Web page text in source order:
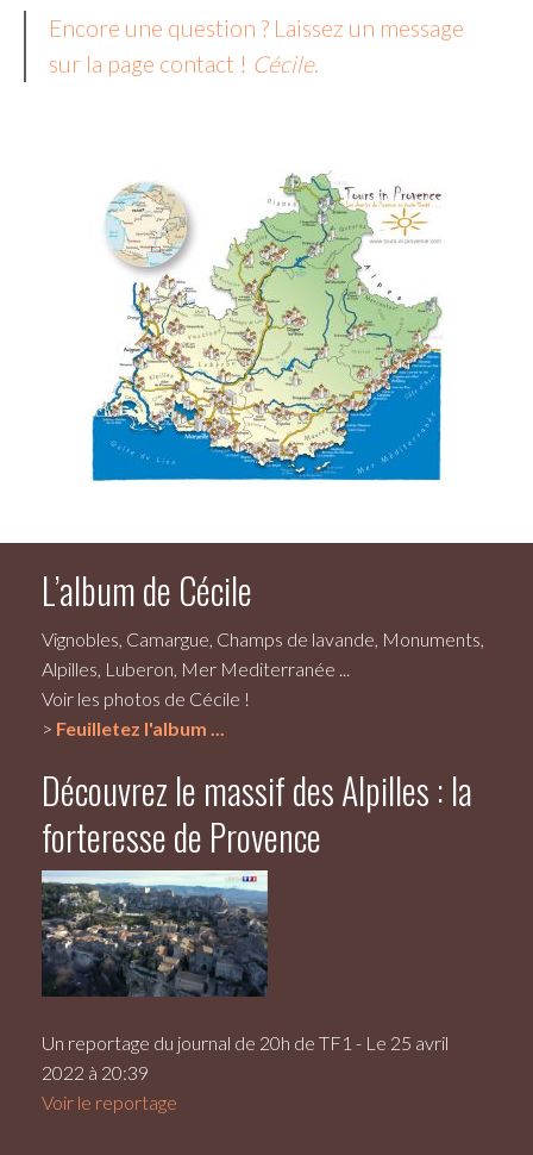
Encore une question ? Laissez un message
sur la page contact ! Cécile.
L’album de Cécile
Vignobles, Camargue, Champs de lavande, Monuments,
Alpilles, Luberon, Mer Mediterranée ...
Voir les photos de Cécile !
> Feuilletez l'album ...
Découvrez le massif des Alpilles : la
forteresse de Provence
Un reportage du journal de 20h de TF1 - Le 25 avril
2022 à 20:39
Voir le reportage